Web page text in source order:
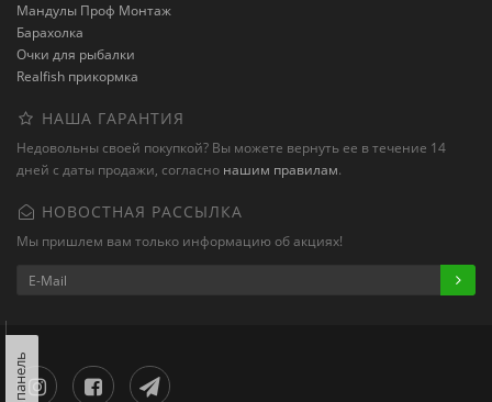
Мандулы Проф Монтаж
Барахолка
Очки для рыбалки
Realfish прикормка
НАША ГАРАНТИЯ
Недовольны своей покупкой? Вы можете вернуть ее в течение 14
дней с даты продажи, согласно нашим правилам.
НОВОСТНАЯ РАССЫЛКА
Мы пришлем вам только информацию об акциях!